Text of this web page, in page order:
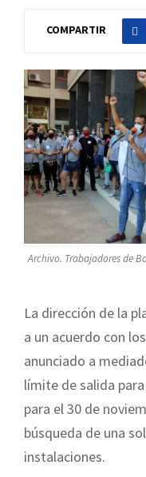
COMPARTIR
Archivo. Trabajadores de
La dirección de la
a un acuerdo con
anunciado a
límite de salida
para el 30 de
búsqueda de una
instalaciones.